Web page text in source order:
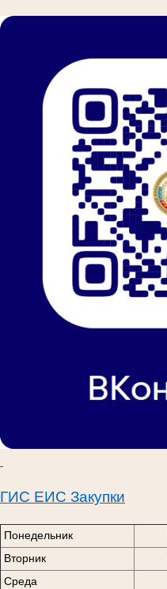
ГИС ЕИС Закупки
Понедельник
Вторник
Среда